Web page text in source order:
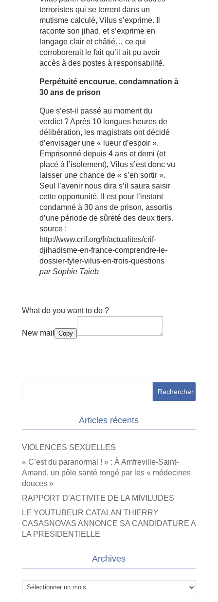
terroristes qui se terrent dans un
mutisme calculé, Vilus s’exprime. Il
raconte son jihad, et s’exprime en
langage clair et châtié… ce qui
corroborerait le fait qu’il ait pu avoir
accès à des postes à responsabilité.
Perpétuité encourue, condamnation à
30 ans de prison
Que s’est-il passé au moment du
verdict ? Après 10 longues heures de
délibération, les magistrats ont décidé
d’envisager une « lueur d’espoir ».
Emprisonné depuis 4 ans et demi (et
placé à l’isolement), Vilus s’est donc vu
laisser une chance de « s’en sortir ».
Seul l’avenir nous dira s’il saura saisir
cette opportunité. Il est pour l’instant
condamné à 30 ans de prison, assortis
d’une période de sûreté des deux tiers.
source :
http://www.crif.org/fr/actualites/crif-
djihadisme-en-france-comprendre-le-
dossier-tyler-vilus-en-trois-questions
par Sophie Taieb
What do you want to do ?
New mail Copy
Articles récents
VIOLENCES SEXUELLES
« C’est du paranormal ! » : À Amfreville-Saint-
Amand, un pôle santé rongé par les « médecines
douces »
RAPPORT D’ACTIVITE DE LA MIVILUDES
LE YOUTUBEUR CATALAN THIERRY
CASASNOVAS ANNONCE SA CANDIDATURE A
LA PRESIDENTIELLE
Archives
Archives